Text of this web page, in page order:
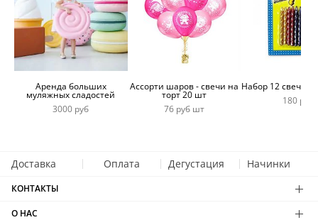
Аренда больших
муляжных сладостей
3000 руб
Ассорти шаров - свечи на
торт 20 шт
76 руб шт
Набор 12 свечей
180 руб
Доставка Оплата Дегустация Начинки
КОНТАКТЫ
О НАС